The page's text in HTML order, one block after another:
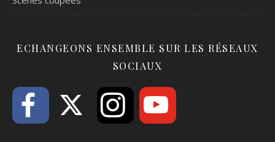
ECHANGEONS ENSEMBLE SUR LES RÉSEAUX
SOCIAUX